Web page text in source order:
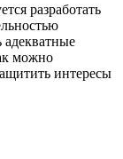
разработать
адекватные
можно
интересы